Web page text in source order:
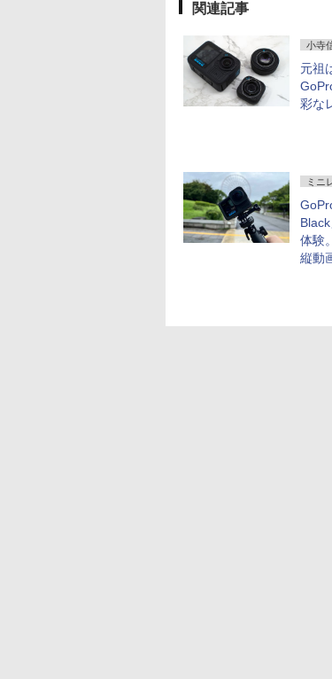
関連記事
小寺
元祖
彩な
ミニ
体験
縦動